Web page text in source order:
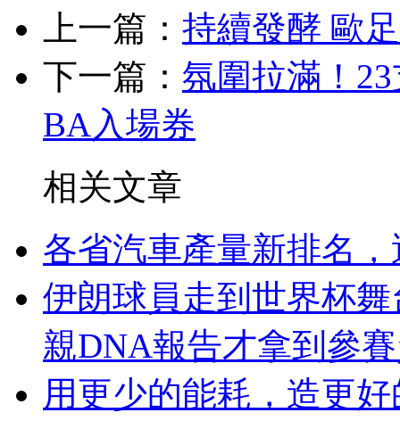
上一篇： 持續發酵 歐
下一篇： 氛圍拉滿！
BA入場券
相关文章
各省汽車產量新排名
伊朗球員走到世界杯
親DNA報告才拿到參
用更少的能耗，造更